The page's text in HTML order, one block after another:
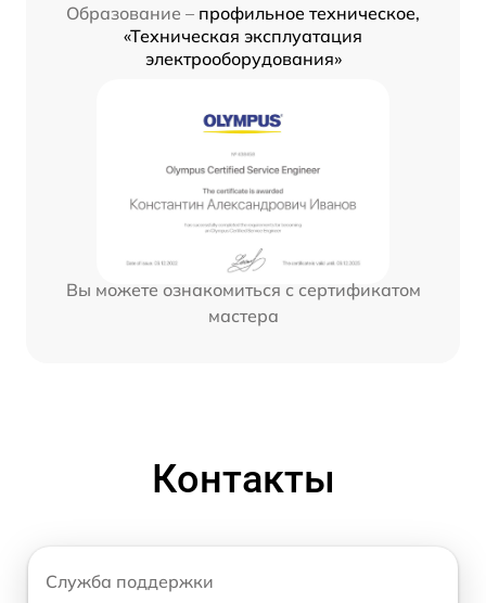
Образование – профильное техническое,
«Техническая эксплуатация
электрооборудования»
Вы можете ознакомиться с сертификатом
мастера
Контакты
Служба поддержки